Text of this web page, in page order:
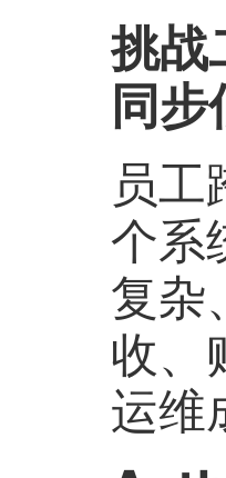
挑战
同步
员
个系
复杂
收、
运维